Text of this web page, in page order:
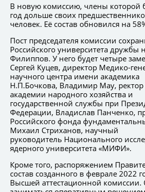
В новую комиссию, члены которой
год дольше своих
человек. Её состав обновился на
Пост председателя комиссии
Российского университета
Филиппов. У него будет четыре
Сергей Куцев, директор Медико-
научного центра имени академика
Н.П.Бочкова, Владимир Мау, ректор
академии народного хозяйства и
государственной службы при
Федерации, Владислав Панченко,
Российского фонда
Михаил Стриханов, научный
руководитель Национального
ядерного университета «МИФИ».
Кроме того, распоряжением
состав созданного в феврале 2022
Высшей аттестационной комиссии.